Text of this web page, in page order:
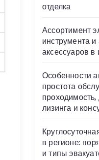
отделка
Ассортимент
инструмента
аксессуаров
Особенности
простота
проходимость,
лизинга и
в регионе:
и типы